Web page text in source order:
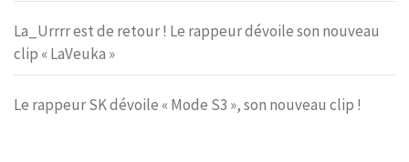
La_Urrrr est de retour ! Le rappeur dévoile son nouveau
clip « LaVeuka »
Le rappeur SK dévoile « Mode S3 », son nouveau clip !